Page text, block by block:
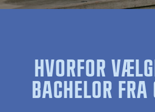
HVORFOR
BACHELOR FRA